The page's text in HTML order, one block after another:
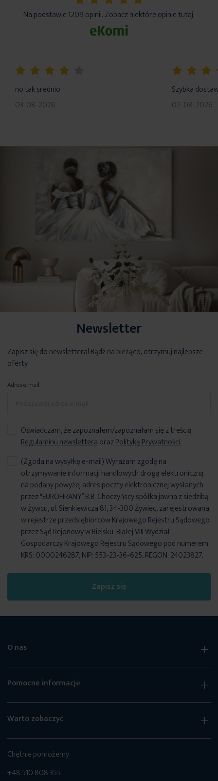
5%
Na podstawie 1209 opinii. Zobacz niektóre opinie tutaj.
no tak srednio
03-08-2026
Szybka
02-08-2026
Newsletter
Zapisz się do newslettera! Bądź na bieżąco, otrzymuj najlepsze
oferty
Adres e-mail
Oświadczam, że zapoznałem/zapoznałam się z treścią
Regulaminu newsletteraorazPolityką Prywatności.
Zapisz się
(Zgoda na wysyłkę e-mail) Wyrażam zgodę na
otrzymywanie informacji handlowych drogą elektroniczną
na podany powyżej adres poczty elektronicznej wysłanych
przez "EUROFIRANY” B.B. Choczyńscy spółka jawna z siedzibą
w Żywcu, ul. Sienkiewicza 81, 34-300 Żywiec, zarejestrowana
w rejestrze przedsiębiorców Krajowego Rejestru Sądowego
przez Sąd Rejonowy w Bielsku-Białej VIII Wydział
Gospodarczy Krajowego Rejestru Sądowego pod numerem
KRS: 0000246287, NIP: 553-23-36-625, REGON: 24023827.
O nas
Pomocne informacje
Warto zobaczyć
Chętnie pomożemy
+48 510 808 355